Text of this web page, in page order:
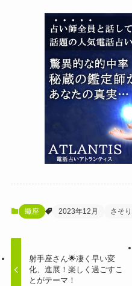
蠍座 2023年12月 さそ
射手座さん🌟凄く早い変
化、進展！楽しく過ごすこ
とがテーマ！